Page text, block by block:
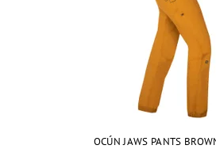
OCÚN JAWS PANTS